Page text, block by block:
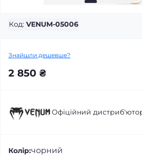
Код: VENUM-05006
Знайшли дешевше?
2 850 ₴
Офіційний
Колір:чорний